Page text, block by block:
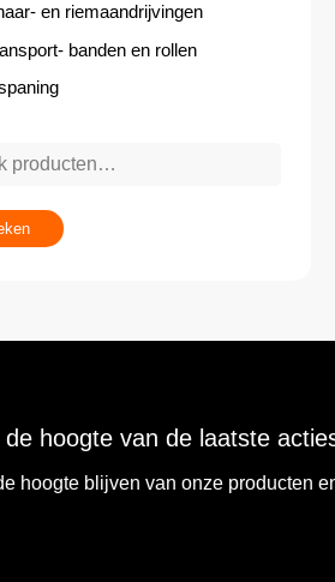
en riemaandrijvingen
banden en rollen
de hoogte van de laatste
hoogte blijven van onze producten